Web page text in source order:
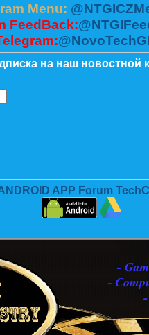
Menu:
FeedBack:
на наш новостной
APP Forum